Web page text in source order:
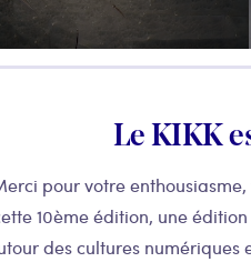
Le KIKK
pour votre
10ème édition, une
des cultures numériques